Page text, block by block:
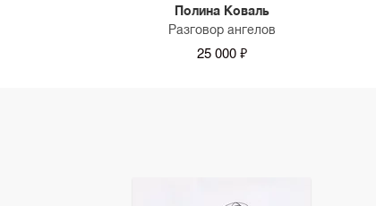
Полина Коваль
Разговор ангелов
25 000 ₽